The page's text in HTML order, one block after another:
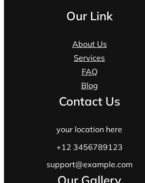
Our Link
About Us
Services
FAQ
Blog
Contact Us
your location here
+12 3456789123
support@example.com
Our Gallery